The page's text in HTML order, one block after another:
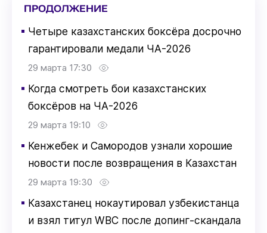
ПРОДОЛЖЕНИЕ
▪ Четыре казахстанских боксёра досрочно
гарантировали медали ЧА-2026
29 марта 17:30
▪ Когда смотреть бои казахстанских
боксёров на ЧА-2026
29 марта 19:10
▪ Кенжебек и Самородов узнали хорошие
новости после возвращения в Казахстан
29 марта 19:30
▪ Казахстанец нокаутировал узбекистанца
и взял титул WBC после допинг-скандала